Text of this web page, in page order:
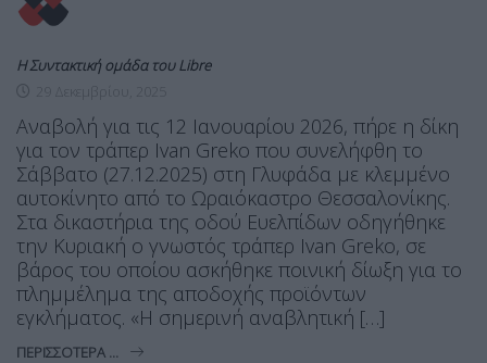
Η Συντακτική ομάδα του Libre
Αναβολή για τις 12 Ιανουαρίου 2026, πήρε η δίκη
για τον τράπερ Ιvan Greko που συνελήφθη το
Σάββατο (27.12.2025) στη Γλυφάδα με κλεμμένο
αυτοκίνητο από το Ωραιόκαστρο Θεσσαλονίκης.
Στα δικαστήρια της οδού Ευελπίδων οδηγήθηκε
την Κυριακή ο γνωστός τράπερ Ιvan Greko, σε
βάρος του οποίου ασκήθηκε ποινική δίωξη για το
πλημμέλημα της αποδοχής προϊόντων
εγκλήματος. «Η σημερινή αναβλητική […]
ΠΕΡΙΣΣΌΤΕΡΑ ...